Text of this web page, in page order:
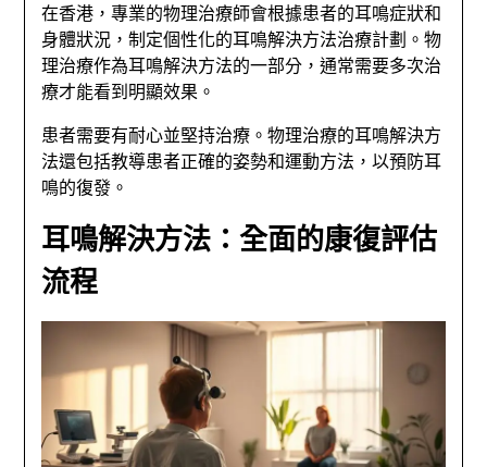
在香港，專業的物理治療師會根據患者的耳鳴症狀和
身體狀況，制定個性化的耳鳴解決方法治療計劃。物
理治療作為耳鳴解決方法的一部分，通常需要多次治
療才能看到明顯效果。
患者需要有耐心並堅持治療。物理治療的耳鳴解決方
法還包括教導患者正確的姿勢和運動方法，以預防耳
鳴的復發。
耳鳴解決方法：全面的康復評估
流程